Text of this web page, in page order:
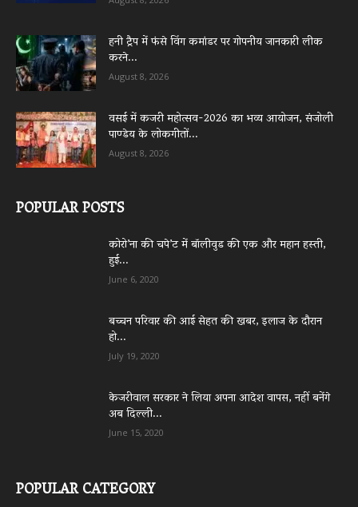
हनी ट्रैप में फंसे विंग कमांडर पर गोपनीय जानकारी लीक
करने...
August 8, 2026
वसई में कजरी महोत्सव-2026 का भव्य आयोजन, संजोली
पाण्डेय के लोकगीतों...
August 8, 2026
POPULAR POSTS
कोरो’ना की चपे’ट में बॉलीवुड की एक और महान हस्ती,
हुई...
June 6, 2020
बच्चन परिवार की आई सेहत की खबर, इलाज के दौरान
हो...
July 19, 2020
केजरीवाल सरकार ने लिया अपना आदेश वापस, नहीं बनेंगे
अब दिल्ली...
June 15, 2020
POPULAR CATEGORY